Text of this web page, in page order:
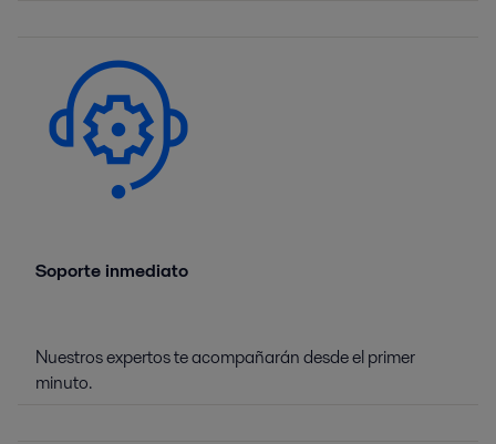
Soporte inmediato
Nuestros expertos te acompañarán desde el primer
minuto.